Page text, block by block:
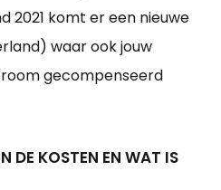
2021 komt er een nieuwe
waar ook jouw
gecompenseerd
DE KOSTEN EN WAT IS